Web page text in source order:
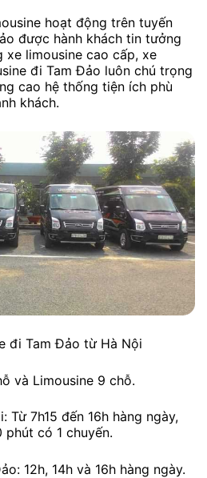
hoạt động trên tuyến
được hành khách tin tưởng
xe limousine cao cấp, xe
đi Tam Đảo luôn chú trọng
cao hệ thống tiện ích phù
khách.
đi Tam Đảo từ Hà Nội
và Limousine 9 chỗ.
Từ 7h15 đến 16h hàng ngày,
phút có 1 chuyến.
12h, 14h và 16h hàng ngày.